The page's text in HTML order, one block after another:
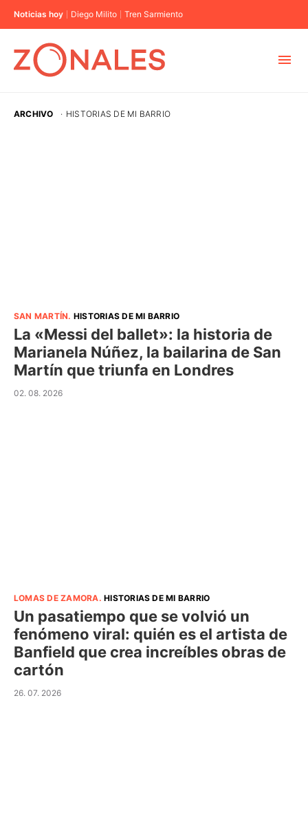
Noticias hoy Diego Milito Tren Sarmiento
ARCHIVO · HISTORIAS DE MI BARRIO
SAN MARTÍN. HISTORIAS DE MI BARRIO
La «Messi del ballet»: la historia de
Marianela Núñez, la bailarina de San
Martín que triunfa en Londres
02. 08. 2026
LOMAS DE ZAMORA.HISTORIAS DE MI BARRIO
Un pasatiempo que se volvió un
fenómeno viral: quién es el artista de
Banfield que crea increíbles obras de
cartón
26. 07. 2026